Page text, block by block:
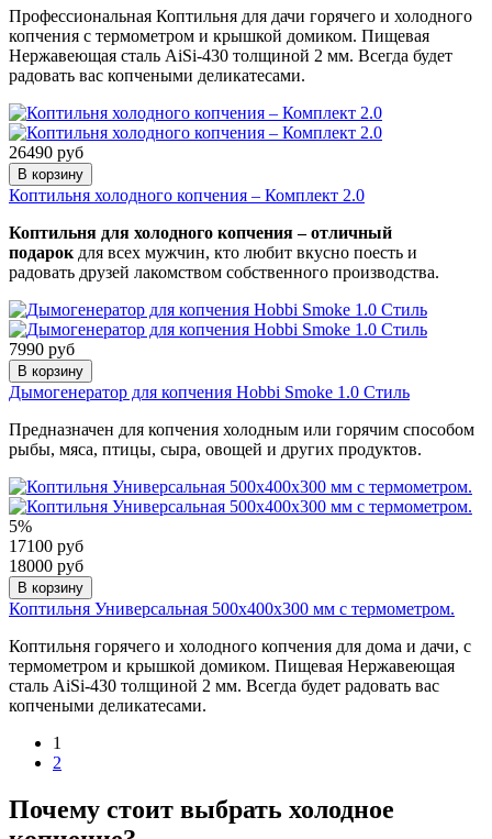
Профессиональная Коптильня для дачи горячего и холодного
копчения с термометром и крышкой домиком. Пищевая
Нержавеющая сталь AiSi-430 толщиной 2 мм. Всегда будет
радовать вас копчеными деликатесами.
26490 руб
В корзину
Коптильня холодного копчения – Комплект 2.0
Коптильня для холодного копчения – отличный
подарок для всех мужчин, кто любит вкусно поесть и
радовать друзей лакомством собственного производства.
7990 руб
В корзину
Дымогенератор для копчения Hobbi Smoke 1.0 Стиль
Предназначен для копчения холодным или горячим способом
рыбы, мяса, птицы, сыра, овощей и других продуктов.
5%
17100 руб
18000 руб
В корзину
Коптильня Универсальная 500х400х300 мм с термометром.
Коптильня горячего и холодного копчения для дома и дачи, с
термометром и крышкой домиком. Пищевая Нержавеющая
сталь AiSi-430 толщиной 2 мм. Всегда будет радовать вас
копчеными деликатесами.
1
2
Почему стоит выбрать холодное